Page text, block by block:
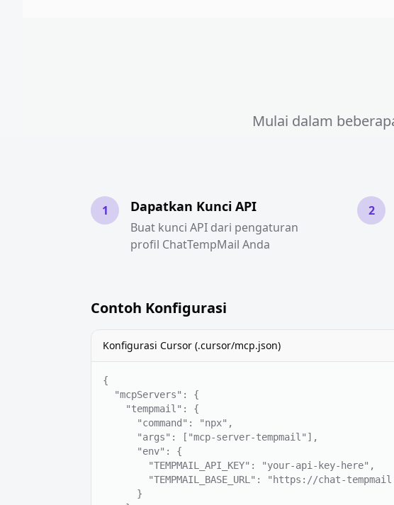
Mulai dalam
1 Dapatkan Kunci API
Buat kunci API dari pengaturan
profil ChatTempMail Anda
2
Contoh Konfigurasi
Konfigurasi Cursor (.cursor/mcp.json)
{
  "mcpServers": {
    "tempmail": {
      "command": "npx",
      "args": ["mcp-server-tempmail"],
      "env": {
        "TEMPMAIL_API_KEY": "your-api-key-here",
"TEMPMAIL_BASE_URL": "https://chat-
      }